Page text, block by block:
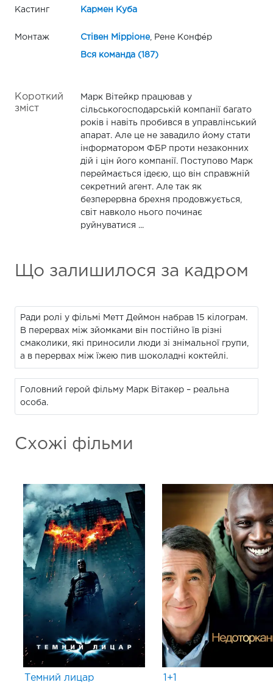
Кастинг Кармен Куба
Монтаж Стівен Мірріоне, Рене Конфе́р
Вся команда (187)
Короткий
зміст
Марк Вітейкр працював у
сільськогосподарській компанії багато
років і навіть пробився в управлінський
апарат. Але це не завадило йому стати
інформатором ФБР проти незаконних
дій і цін його компанії. Поступово Марк
переймається ідеєю, що він справжній
секретний агент. Але так як
безперервна брехня продовжується,
світ навколо нього починає
руйнуватися ...
Що залишилося за кадром
Ради ролі у фільмі Метт Деймон набрав 15 кілограм.
В перервах між зйомками він постійно їв різні
смаколики, які приносили люди зі знімальної групи,
а в перервах між їжею пив шоколадні коктейлі.
Головний герой фільму Марк Вітакер – реальна
особа.
Схожі фільми
Темний лицар 1+1